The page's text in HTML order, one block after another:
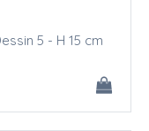
5 - H 15 cm